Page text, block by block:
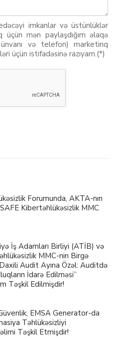
imkanlar və üstünlüklər
mən paylaşdığım əlaqə
və telefon) marketinq
üçün istifadəsinə razıyam.(*)
Forumunda, AKTA-nın
Kibertəhlükəsizlik MMC
İş Adamları Birliyi (ATİB) və
MMC-nin Birgə
Audit Ayına Özəl: Auditdə
İdarə Edilməsi”
Təşkil Edilmişdir!
EMSA Generator-da
Təhlükəsizliyi
Təşkil Etmişdir!